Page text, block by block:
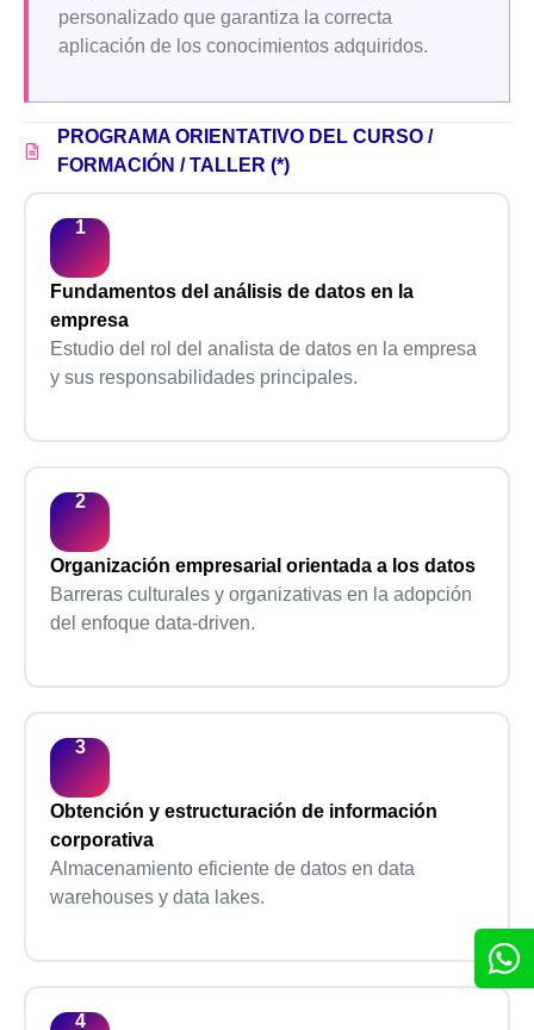
personalizado que garantiza la correcta
aplicación de los conocimientos adquiridos.
PROGRAMA ORIENTATIVO DEL CURSO /
FORMACIÓN / TALLER (*)
Fundamentos del análisis de datos en la
empresa
Estudio del rol del analista de datos en la empresa
y sus responsabilidades principales.
Organización empresarial orientada a los datos
Barreras culturales y organizativas en la adopción
del enfoque data-driven.
Obtención y estructuración de información
corporativa
Almacenamiento eficiente de datos en data
warehouses y data lakes.